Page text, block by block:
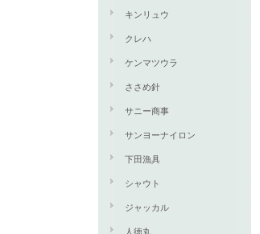
キンリュウ
クレハ
ケンマツウラ
ささめ針
サニー商事
サンヨーナイロン
下田漁具
シャウト
ジャッカル
人徳丸